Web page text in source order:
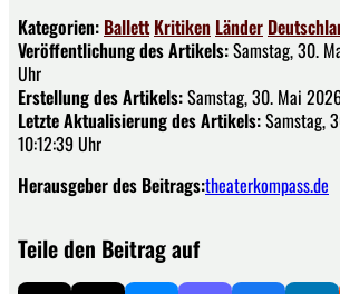
Kategorien: Ballett Kritiken Länder
Veröffentlichung des Artikels:Samstag, 30.
Uhr
Erstellung des Artikels:Samstag, 30. Mai
Letzte Aktualisierung des Artikels:Samstag,
10:12:39 Uhr
Herausgeber des Beitrags:theaterkompass.de
Teile den Beitrag auf